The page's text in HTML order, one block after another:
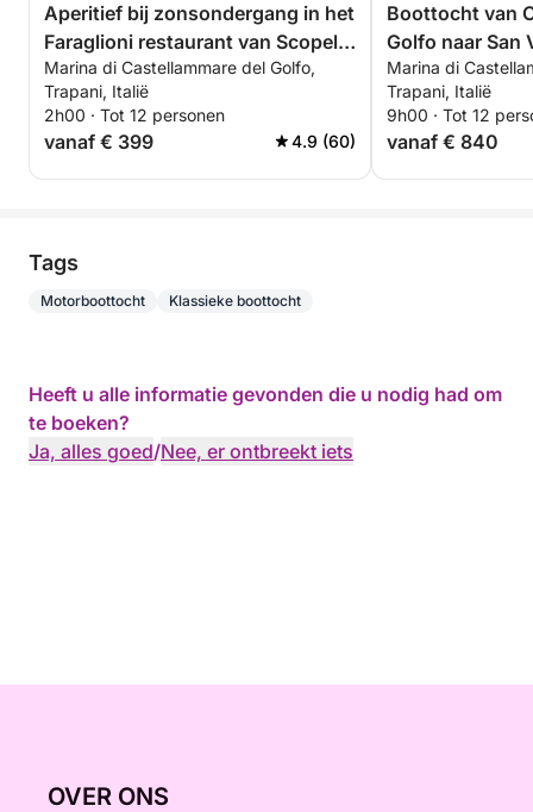
Aperitief bij zonsondergang in het
Faraglioni restaurant van Scopello
(max. 6 personen)
Marina di Castellammare del Golfo,
Trapani, Italië
2h00 · Tot 12 personen
vanaf € 399 4.9 (60)
Boottocht van
Golfo naar San
Marina di
Trapani, Italië
9h00 · Tot 12
vanaf € 840
Tags
Motorboottocht Klassieke boottocht
Heeft u alle informatie gevonden die u nodig had om
te boeken?
Ja, alles goed/Nee, er ontbreekt iets
OVER ONS